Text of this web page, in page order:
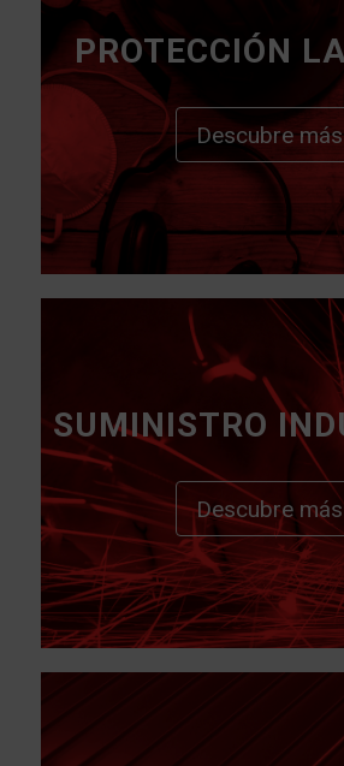
PROTECCIÓN
Descubre más
SUMINISTRO
Descubre más